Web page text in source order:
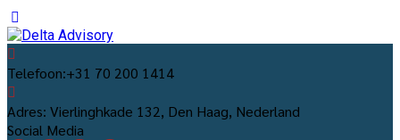
Telefoon:+31 70 200 1414
Adres: Vierlinghkade 132, Den Haag, Nederland
Social Media